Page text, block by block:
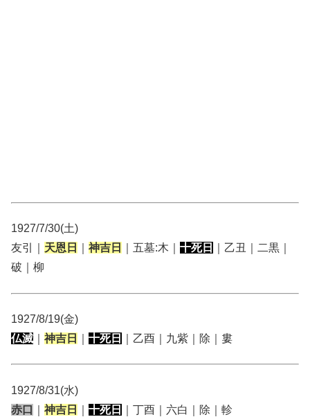
1927/7/30(土)
友引｜ 天恩日 神吉日 ｜五墓:木｜ 十死日
｜乙丑｜二黒｜
破｜柳
1927/8/19(金)
仏滅
神吉日 十死日 ｜乙酉｜九紫｜除｜婁
1927/8/31(水)
赤口
神吉日 十死日 ｜丁酉｜六白｜除｜軫